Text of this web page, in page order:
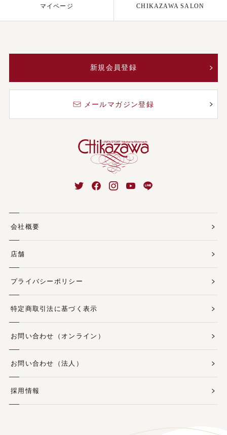
マイページ CHIKAZAWA SALON
新規会員登録
メールマガジン登録
会社概要
店舗
プライバシーポリシー
特定商取引法に基づく表示
お問い合わせ（オンライン）
お問い合わせ（法人）
採用情報